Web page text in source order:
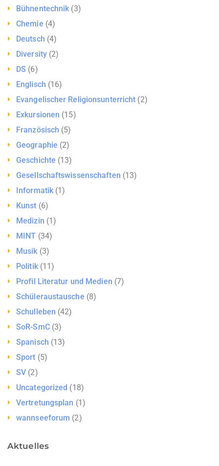
Bühnentechnik (3)
Chemie (4)
Deutsch (4)
Diversity(2)
DS (6)
Englisch (16)
Evangelischer Religionsunterricht (2)
Exkursionen (15)
Französisch (5)
Geographie (2)
Geschichte (13)
Gesellschaftswissenschaften (13)
Informatik (1)
Kunst (6)
Medizin (1)
MINT (34)
Musik (3)
Politik(11)
Profil Literatur und Medien (7)
Schüleraustausche (8)
Schulleben (42)
SoR-SmC(3)
Spanisch (13)
Sport (5)
SV (2)
Uncategorized (18)
Vertretungsplan (1)
wannseeforum (2)
Aktuelles